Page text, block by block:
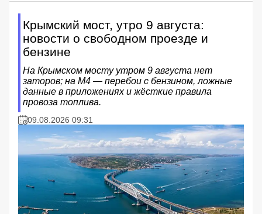
Крымский мост, утро 9 августа:
новости о свободном проезде и
бензине
На Крымском мосту утром 9 августа нет
заторов; на М4 — перебои с бензином, ложные
данные в приложениях и жёсткие правила
провоза топлива.
09.08.2026 09:31